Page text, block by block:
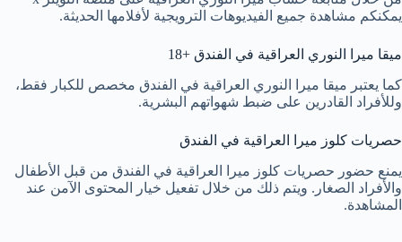
يمكنكم مشاهدة جميع الفيديوهات الترويجية لأفلامها الحديثة.
ميقا ميرا النوري العراقية في الفندق +18
كما يعتبر ميقا ميرا النوري العراقية في الفندق مخصص للكبار فقط،
وللأفراد القادرين على ضبط شهواتهم البشرية.
حصريات كلوز ميرا العراقية في الفندق
يمنع حضور حصريات كلوز ميرا العراقية في الفندق من قبل الأطفال
والأفراد الصغار. ويتم ذلك من خلال تفعيل خيار المحتوى الآمن عند
المشاهدة.